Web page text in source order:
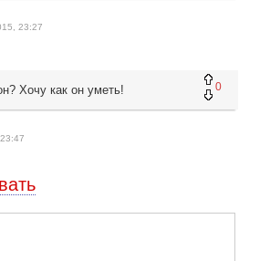
23:27
0
Хочу как он уметь!